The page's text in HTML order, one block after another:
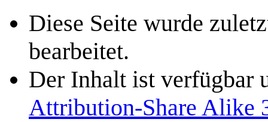
Diese Seite wurde
bearbeitet.
Der Inhalt ist verfügbar
Attribution-Share Alike